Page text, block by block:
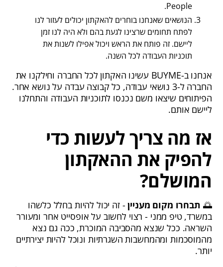
People.
הנושאים שאנחנו בוחרים להאקתון יכולים לעזור לנו
לפתח תחומים שרצינו לגעת בהם ולא היה לנו זמן
ליישם. זה פותח את הראש ויכול אפילו לשנות את
תוכניות העבודה לכל השנה.
אנחנו ב-BUYME עשינו האקתון לכל החברה וחילקנו את
החברה ל-3 נושאי עבודה, כל קבוצה עבדה על נושא אחר.
הפיתוחים שיצאו משם נכנסו לתוכניות העבודה והתחלנו
ליישם אותם.
אז מה צריך לעשות כדי
להפיק את ההאקתון
המושלם?
🌅 תבחרו מקום מעניין - זה יכול להיות בחלל כלשהו
במשרד, טיפ ממני - רצוי לחשוב על אופסייט אחר ומעורר
השראה. ככל שנצא מהסביבה המוכרת, ככה גם נצא
מהמוסכמות ומהמחשבות השגרתיות ונוכל להיות יצירתיים
יותר.